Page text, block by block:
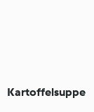
Kartoffelsuppe